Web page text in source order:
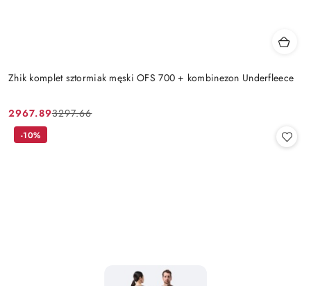
Zhik komplet sztormiak męski OFS 700 + kombinezon Underfleece
Cena
promocyjna:
2967.89
Cena
przed
3297.66
-10%